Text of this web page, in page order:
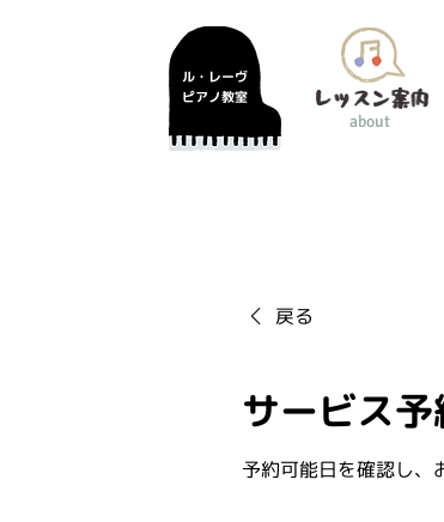
ル・レーヴ
ピアノ教室
about
戻る
サービス予
予約可能日を確認し、